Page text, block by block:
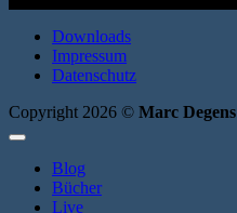
Downloads
Impressum
Datenschutz
Copyright 2026 © Marc Degens
Blog
Bücher
Live